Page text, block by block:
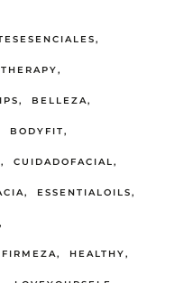
BELLEZA
BODYFIT
CUIDADOFACIAL
ESSENTIALOILS
FIRMEZA HEALTHY